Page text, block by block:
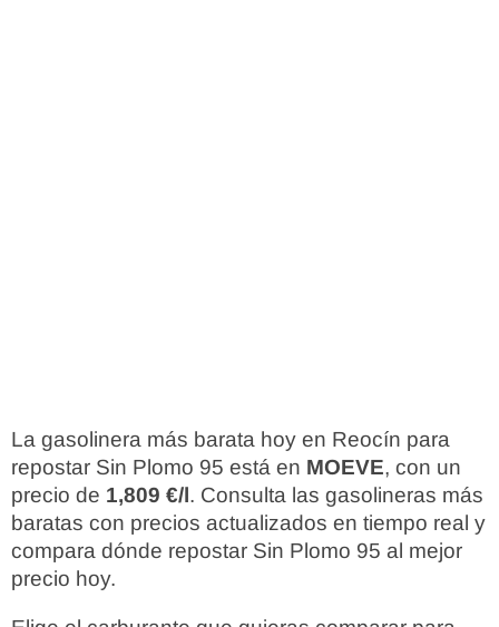
La gasolinera más barata hoy en Reocín para
repostar Sin Plomo 95 está en MOEVE, con un
precio de 1,809 €/l. Consulta las gasolineras más
baratas con precios actualizados en tiempo real y
compara dónde repostar Sin Plomo 95 al mejor
precio hoy.